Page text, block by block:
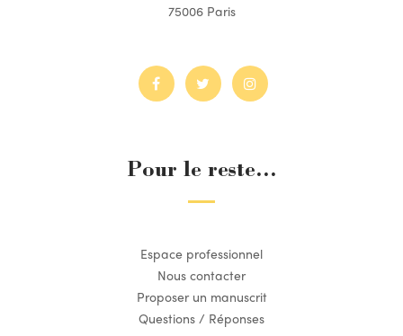
75006 Paris
Pour le reste...
Espace professionnel
Nous contacter
Proposer un manuscrit
Questions / Réponses